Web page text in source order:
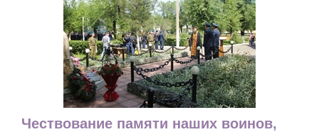
Чествование памяти наших воинов,